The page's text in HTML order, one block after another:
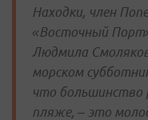
Находки, член
«Восточный
Людмила
морском
что большинство
пляже, ­– это